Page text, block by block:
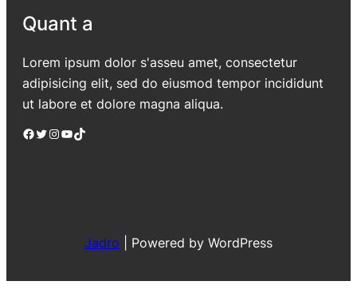
Quant a
Lorem ipsum dolor s'asseu amet, consectetur
adipisicing elit, sed do eiusmod tempor incididunt
ut labore et dolore magna aliqua.
Facebook Twitter Instagram YouTube TikTok
Jadro Powered by WordPress